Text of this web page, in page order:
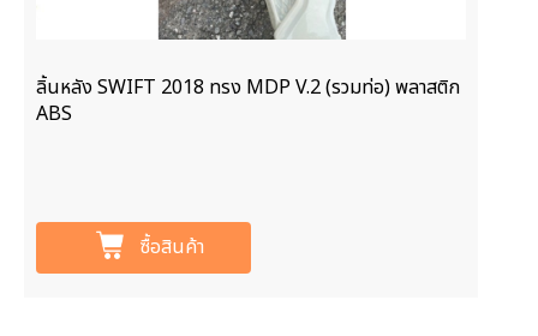
ลิ้นหลัง SWIFT 2018 ทรง MDP V.2 (รวมท่อ) พลาสติก
ABS
ซื้อสินค้า